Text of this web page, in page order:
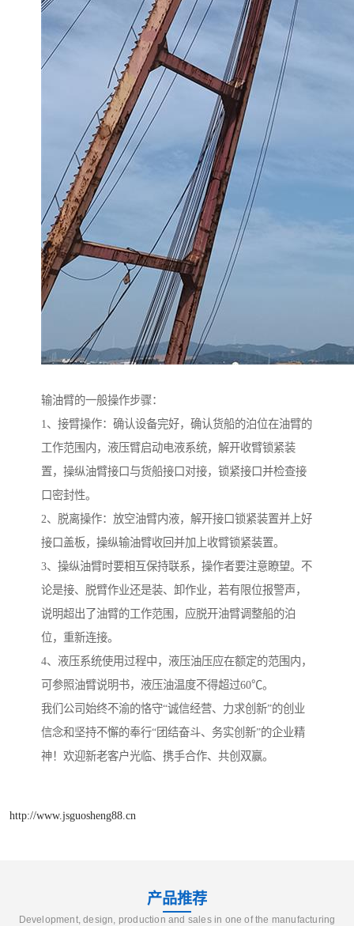
输油臂的一般操作步骤：
1、接臂操作：确认设备完好，确认货船的泊位在油臂的
工作范围内，液压臂启动电液系统，解开收臂锁紧装
置，操纵油臂接口与货船接口对接，锁紧接口并检查接
口密封性。
2、脱离操作：放空油臂内液，解开接口锁紧装置并上好
接口盖板，操纵输油臂收回并加上收臂锁紧装置。
3、操纵油臂时要相互保持联系，操作者要注意瞭望。不
论是接、脱臂作业还是装、卸作业，若有限位报警声，
说明超出了油臂的工作范围，应脱开油臂调整船的泊
位，重新连接。
4、液压系统使用过程中，液压油压应在额定的范围内，
可参照油臂说明书，液压油温度不得超过60℃。
我们公司始终不渝的恪守“诚信经营、力求创新”的创业
信念和坚持不懈的奉行“团结奋斗、务实创新”的企业精
神！欢迎新老客户光临、携手合作、共创双赢。
http://www.jsguosheng88.cn
产品推荐
Development, design, production and sales in one of the manufacturing